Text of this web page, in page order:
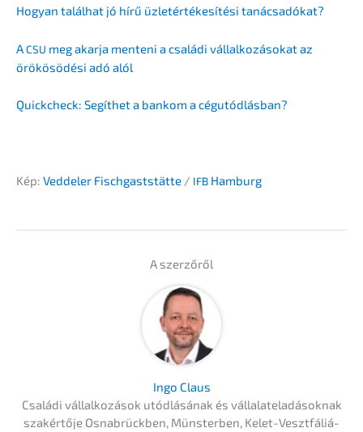
Hogyan talál­hat jó hírű üzletérté­ke­sí­té­si tanácsadókat?
ACSU meg akarja mente­ni a csalá­di vállal­ko­zá­so­kat az
örökös­ödé­si adó alól
Quick­check: Segíthet a bankom a cégutódlásban?
Kép: Vedde­ler Fisch­gast­stät­te / IFB Hamburg
A szerzőről
Ingo Claus
Csalá­di vállal­ko­zá­sok utódlá­sá­nak és vállal­ate­la­dá­so­knak
szakértő­je Osnabrück­ben, Münster­ben, Kelet-Veszt­fá­liá­